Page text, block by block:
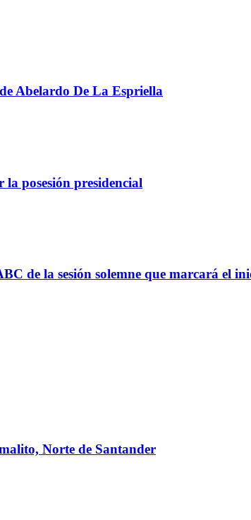
Abelardo De La Espriella
posesión presidencial
de la sesión solemne que marcará el
Norte de Santander